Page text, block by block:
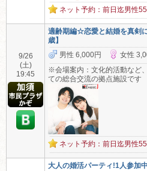
ネット予約：前日迄男性
9/26
(土)
19:45
適齢期編☆恋愛と結婚を真剣
歳】
男性 6,000円
女性
※会場案内：文化的活動など
ての総合交流の拠点施設です
ネット予約：前日迄男性
大人の婚活パーティ!1人参加